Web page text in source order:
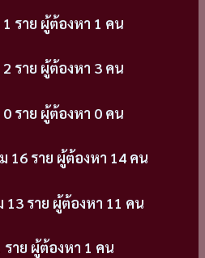
ราย ผู้ต้องหา 1 คน
ราย ผู้ต้องหา 3 คน
ราย ผู้ต้องหา 0 คน
16 ราย ผู้ต้องหา 14 คน
ราย ผู้ต้องหา 11 คน
าย ผู้ต้องหา 1 คน